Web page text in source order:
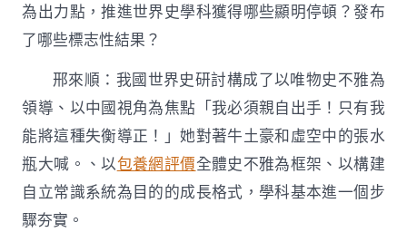
為出力點，推進世界史學科獲得哪些顯明停頓？發布
了哪些標志性結果？
邢來順：我國世界史研討構成了以唯物史不雅為
領導、以中國視角為焦點「我必須親自出手！只有我
能將這種失衡導正！」她對著牛土豪和虛空中的張水
瓶大喊。、以包養網評價全體史不雅為框架、以構建
自立常識系統為目的的成長格式，學科基本進一個步
驟夯實。